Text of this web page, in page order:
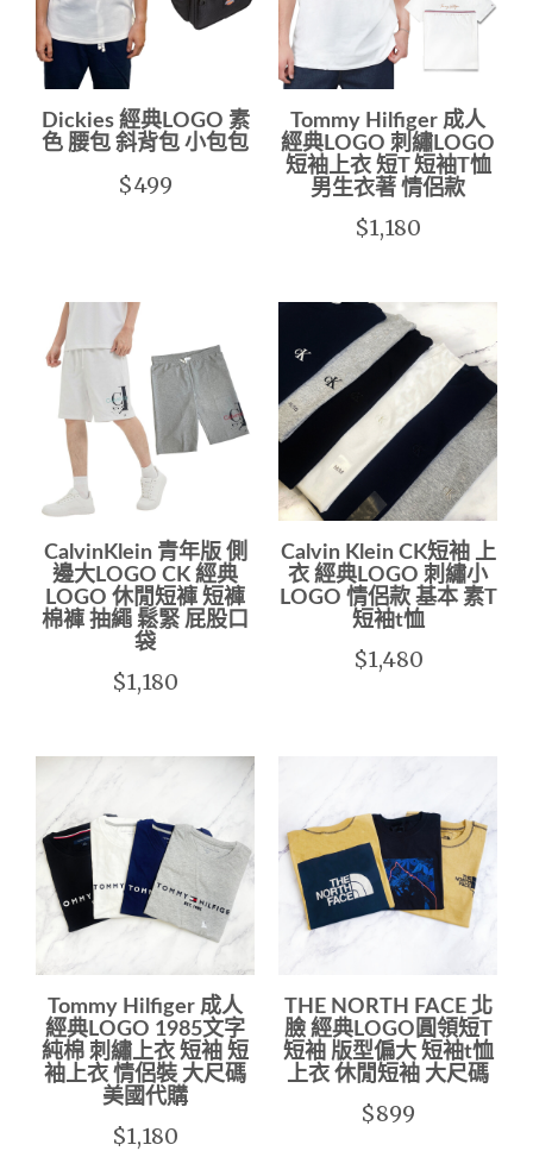
Dickies 經典LOGO 素
色 腰包 斜背包 小包包
$499
Tommy Hilfiger 成人
經典LOGO 刺繡LOGO
短袖上衣 短T 短袖T恤
男生衣著 情侶款
$1,180
CalvinKlein 青年版 側
邊大LOGO CK 經典
LOGO 休閒短褲 短褲
棉褲 抽繩 鬆緊 屁股口
袋
$1,180
Calvin Klein CK短袖 上
衣 經典LOGO 刺繡小
LOGO 情侶款 基本 素T
短袖t恤
$1,480
Tommy Hilfiger 成人
經典LOGO 1985文字
純棉 刺繡上衣 短袖 短
袖上衣 情侶裝 大尺碼
美國代購
$1,180
THE NORTH FACE 北
臉 經典LOGO圓領短T
短袖 版型偏大 短袖t恤
上衣 休閒短袖 大尺碼
$899